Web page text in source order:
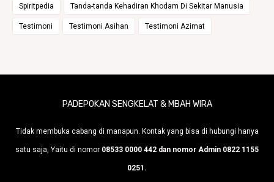
Spiritpedia Tanda-tanda Kehadiran Khodam Di Sekitar Manusia
Testimoni Testimoni Asihan Testimoni Azimat
PADEPOKAN SENGKELAT & MBAH WIRA
Tidak membuka cabang di manapun. Kontak yang bisa di hubungi hanya
satu saja, Yaitu di nomor 08533 0000 442 dan nomor Admin 0822 1155
0251.